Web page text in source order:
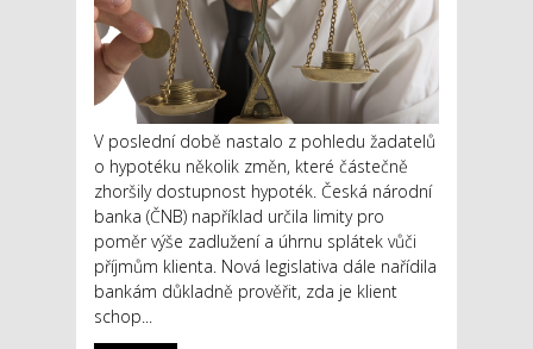
V poslední době nastalo z pohledu žadatelů
o hypotéku několik změn, které částečně
zhoršily dostupnost hypoték. Česká národní
banka (ČNB) například určila limity pro
poměr výše zadlužení a úhrnu splátek vůči
příjmům klienta. Nová legislativa dále nařídila
bankám důkladně prověřit, zda je klient
schop...